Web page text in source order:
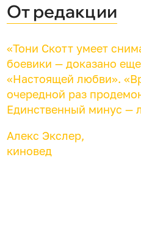
От редакции
«Тони Скотт умеет
боевики — доказано
«Настоящей любви».
очередной раз
Единственный минус —
Алекс Экслер,
киновед